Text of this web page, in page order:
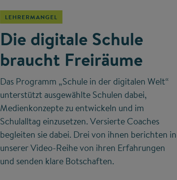
LEHRERMANGEL
Die digitale Schule
braucht Freiräume
Das Programm „Schule in der digitalen Welt“
unterstützt ausgewählte Schulen dabei,
Medienkonzepte zu entwickeln und im
Schulalltag einzusetzen. Versierte Coaches
begleiten sie dabei. Drei von ihnen berichten in
unserer Video-Reihe von ihren Erfahrungen
und senden klare Botschaften.